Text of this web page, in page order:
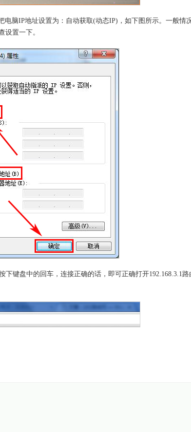
电脑IP地址设置为：自动获取(动态IP)，如下图所示。一般情
设置一下。
下键盘中的回车，连接正确的话，即可正确打开192.168.3.1路